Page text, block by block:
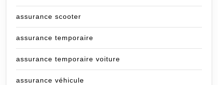
assurance scooter
assurance temporaire
assurance temporaire voiture
assurance véhicule